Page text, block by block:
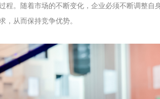
程。随着市场的不断变化，企业必须不断调整自
，从而保持竞争优势。